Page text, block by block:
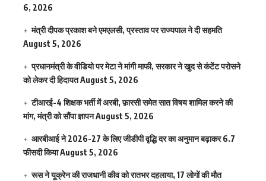
6, 2026
मंत्री दीपक प्रकाश बने एमएलसी, प्रस्ताव पर राज्यपाल ने दी सहमति
August 5, 2026
प्रधानमंत्री के वीडियो पर मेटा ने मांगी माफी, सरकार ने खुद से कंटेंट परोसने
को लेकर दी हिदायतAugust 5, 2026
टीआरई-4 शिक्षक भर्ती में अरबी, फ़ारसी समेत सात विषय शामिल करने की
मांग, मंत्री को सौंपा ज्ञापनAugust 5, 2026
आरबीआई ने 2026-27 के लिए जीडीपी वृद्धि दर का अनुमान बढ़ाकर 6.7
फीसदी कियाAugust 5, 2026
रूस ने यूक्रेन की राजधानी कीव को रातभर दहलाया, 17 लोगों की मौत